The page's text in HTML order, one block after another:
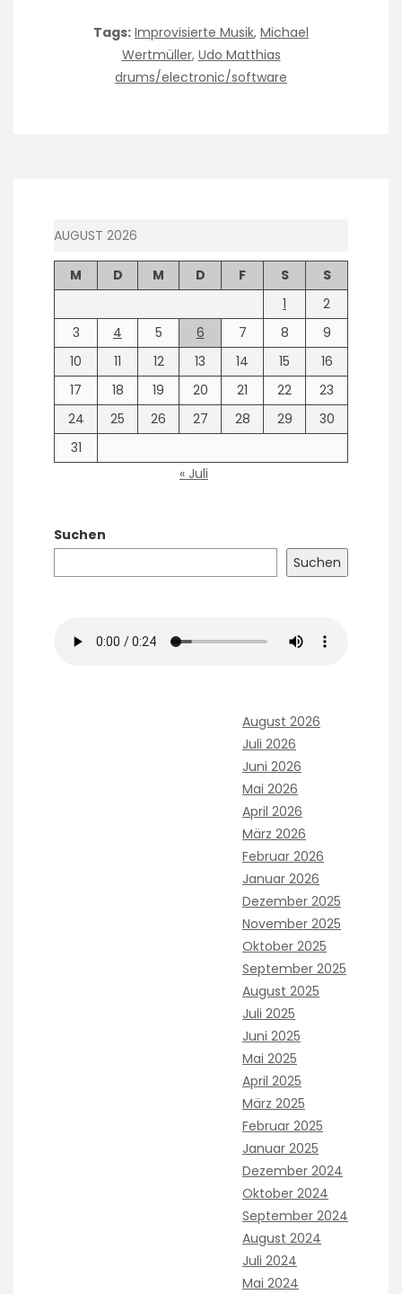
Tags: Improvisierte Musik, Michael
Wertmüller, Udo Matthias
drums/electronic/software
AUGUST 2026
M D M D F S
S
1
2
3
4 5 6 7 8
9
10
11 12 13 14 15
16
17
18 19 20 21 22
23
24
25 26 27 28 29
30
31
« Juli
Suchen
Suchen
August 2026
Juli 2026
Juni 2026
Mai 2026
April 2026
März 2026
Februar 2026
Januar 2026
Dezember 2025
November 2025
Oktober 2025
September 2025
August 2025
Juli 2025
Juni 2025
Mai 2025
April 2025
März 2025
Februar 2025
Januar 2025
Dezember 2024
Oktober 2024
September 2024
August 2024
Juli 2024
Mai 2024